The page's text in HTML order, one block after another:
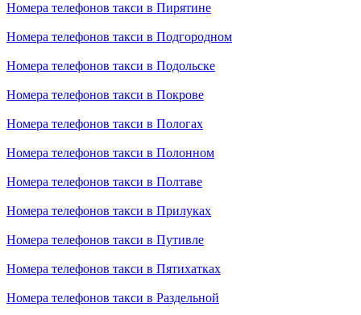
Номера телефонов такси в Пирятине
Номера телефонов такси в Подгородном
Номера телефонов такси в Подольске
Номера телефонов такси в Покрове
Номера телефонов такси в Пологах
Номера телефонов такси в Полонном
Номера телефонов такси в Полтаве
Номера телефонов такси в Прилуках
Номера телефонов такси в Путивле
Номера телефонов такси в Пятихатках
Номера телефонов такси в Раздельной